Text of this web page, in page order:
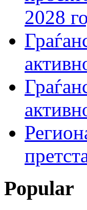
2028
Popular